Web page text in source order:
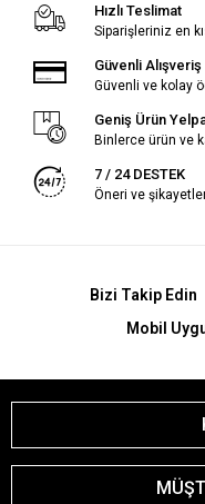
Hızlı Teslimat
Siparişleriniz en
Güvenli Alışveriş
Güvenli ve kolay
Geniş Ürün
Binlerce ürün ve
7 / 24 DESTEK
Öneri ve
Bizi Takip Edin
Mobil